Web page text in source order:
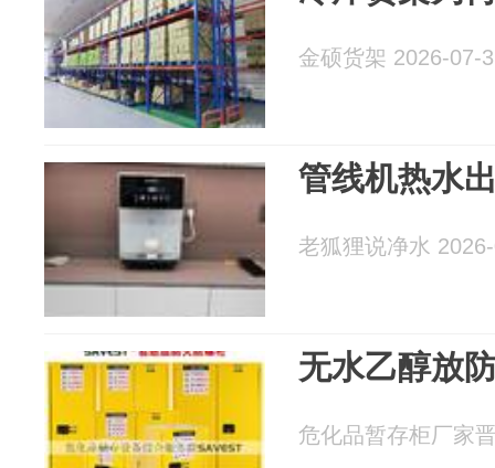
金硕货架 2026-07-
管线机热水
老狐狸说净水
无水乙醇放
危化品暂存柜厂家